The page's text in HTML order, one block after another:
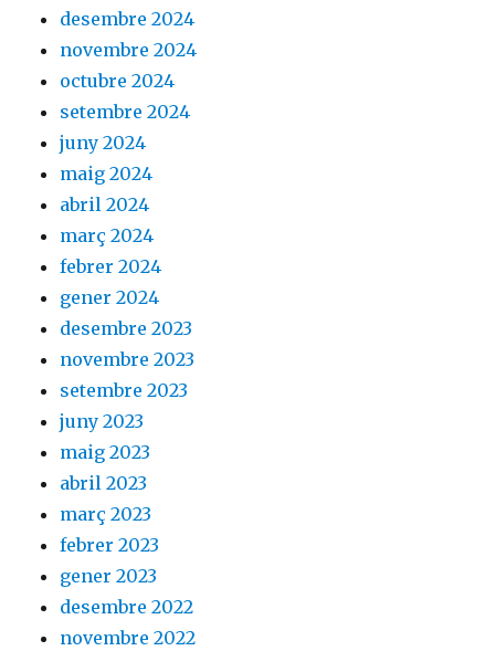
desembre 2024
novembre 2024
octubre 2024
setembre 2024
juny 2024
maig 2024
abril 2024
març 2024
febrer 2024
gener 2024
desembre 2023
novembre 2023
setembre 2023
juny 2023
maig 2023
abril 2023
març 2023
febrer 2023
gener 2023
desembre 2022
novembre 2022